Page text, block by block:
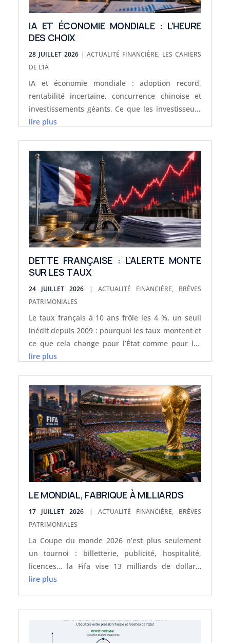
IA ET ÉCONOMIE MONDIALE : L’HEURE
DES CHOIX
28 JUILLET 2026|ACTUALITÉ FINANCIÈRE, LES CAHIERS
DE L’IA
IA et économie mondiale : adoption record,
rentabilité incertaine, concurrence chinoise et
investissements géants. Ce que les investisseurs
doivent surveiller.
lire plus
DETTE FRANÇAISE : L’ALERTE MONTE
SUR LES TAUX
24 JUILLET 2026 | ACTUALITÉ FINANCIÈRE, BRÈVES
PATRIMONIALES
Le taux français à 10 ans frôle les 4 %, un seuil
inédit depuis 2009 : pourquoi les taux montent et
ce que cela change pour l’État comme pour les
épargnants.
lire plus
LE MONDIAL, FABRIQUE À MILLIARDS
17 JUILLET 2026 | ACTUALITÉ FINANCIÈRE, BRÈVES
PATRIMONIALES
La Coupe du monde 2026 n’est plus seulement
un tournoi : billetterie, publicité, hospitalité,
licences… la Fifa vise 13 milliards de dollars.
Décryptage et leçons pour l’investisseur.
lire plus